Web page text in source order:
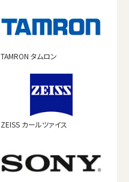
TAMRON タムロン
ZEISS カールツァイス